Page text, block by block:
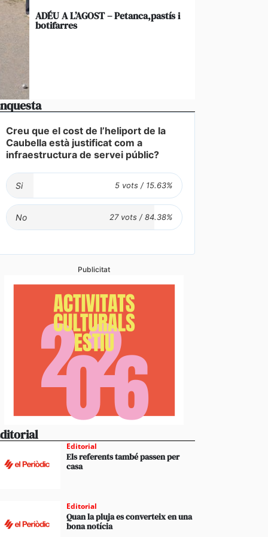
ADÉU A L’AGOST – Petanca,pastís i
botifarres
Creu que el cost de l’heliport de la
Caubella està justificat com a
infraestructura de servei públic?
Si
No
Publicitat
Editorial
Els referents també passen per
casa
Editorial
Quan la pluja es converteix en una
bona notícia